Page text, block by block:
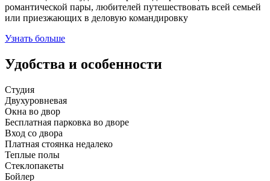
романтической пары, любителей путешествовать всей семьей
или приезжающих в деловую командировку
Узнать больше
Удобства и особенности
Студия
Двухуровневая
Окна во двор
Бесплатная парковка во дворе
Вход со двора
Платная стоянка недалеко
Теплые полы
Стеклопакеты
Бойлер